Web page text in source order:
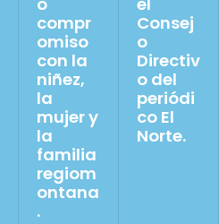
compr
omiso
con la
niñez,
la
mujer y
la
familia
regiom
ontana
.
Consej
o
Directiv
o del
periódi
co El
Norte.